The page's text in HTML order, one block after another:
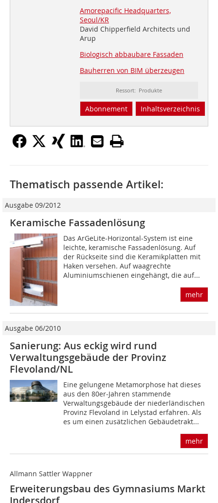
Amorepacific Headquarters,
Seoul/KR
David Chipperfield Architects und
Arup
Biologisch abbaubare Fassaden
Bauherren von BIM überzeugen
Ressort: Produkte
Abonnement Inhaltsverzeichnis
Thematisch passende Artikel:
Ausgabe 09/2012
Keramische Fassadenlösung
Das ArGeLite-Horizontal-System ist eine
leichte, keramische Fassadenlösung. Auf
der Rückseite sind die Keramikplatten mit
Haken versehen. Auf waagrechte
Aluminiumschienen eingehängt, die auf...
mehr
Ausgabe 06/2010
Sanierung: Aus eckig wird rund
Verwaltungsgebäude der Provinz
Flevoland/NL
Eine gelungene Metamorphose hat dieses
aus den 80er-Jahren stammende
Verwaltungsgebäude der niederländischen
Provinz Flevoland in Lelystad erfahren. Als
es um einen zusätzlichen Gebäudetrakt...
mehr
Allmann Sattler Wappner
Erweiterungsbau des Gymnasiums Markt